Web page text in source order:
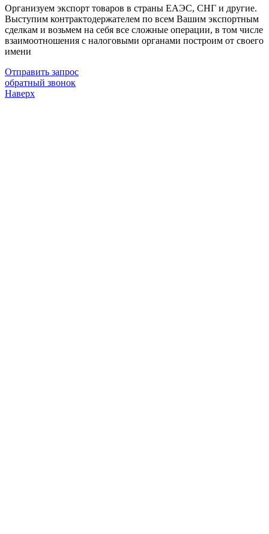
Организуем экспорт товаров в страны ЕАЭС, СНГ и другие.
Выступим контрактодержателем по всем Вашим экспортным
сделкам и возьмем на себя все сложные операции, в том числе
взаимоотношения с налоговыми органами построим от своего
имени
Отправить запрос
обратный звонок
Наверх